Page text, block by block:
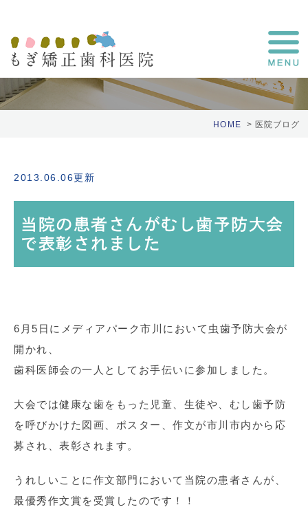
医院ブログ
HOME 医院ブログ
2013.06.06更新
当院の患者さんがむし歯予防大会
で表彰されました
6月5日にメディアパーク市川において虫歯予防大会が
開かれ、
歯科医師会の一人としてお手伝いに参加しました。
大会では健康な歯をもった児童、生徒や、むし歯予防
を呼びかけた図画、ポスター、作文が市川市内から応
募され、表彰されます。
うれしいことに作文部門において当院の患者さんが、
最優秀作文賞を受賞したのです！！